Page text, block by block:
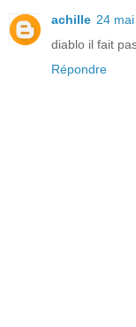
achille 24
diablo il fait
Répondre